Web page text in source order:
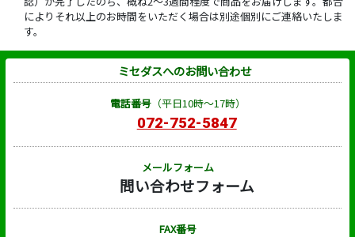
によりそれ以上のお時間をいただく場合は別途個別にご連絡いたしま
す。
ミセダスへのお問い合わせ
電話番号（平日10時～17時）
072-752-5847
メールフォーム
問い合わせフォーム
FAX番号